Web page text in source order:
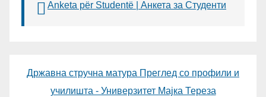
Anketa për Studentë | Анкета за Студенти
Државна стручна матура Преглед со профили и
училишта - Универзитет Мајка Тереза